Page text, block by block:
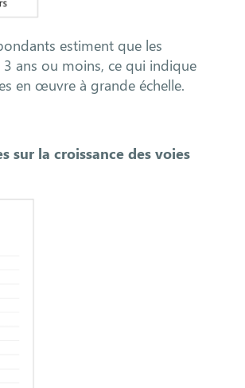
estiment que les
ans ou moins, ce qui indique
en œuvre à grande échelle.
sur la croissance des voies